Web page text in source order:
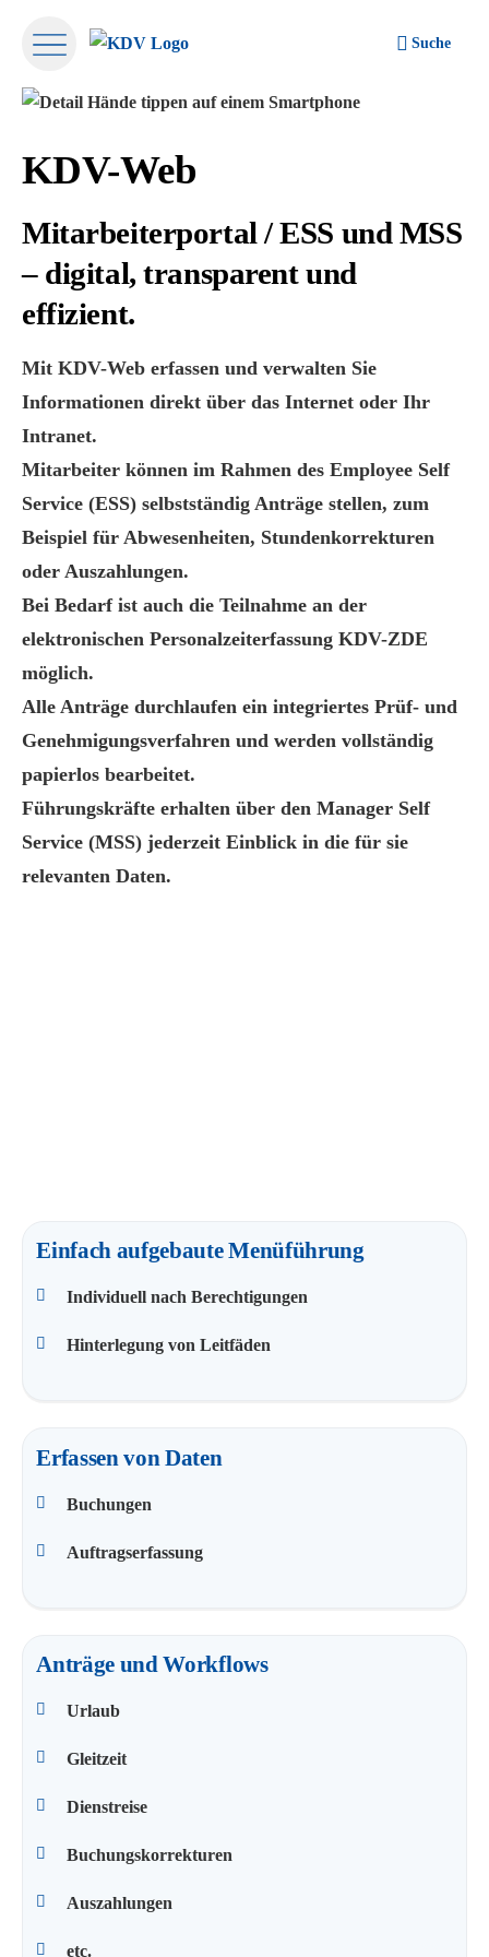
Suche
KDV-Web
Mitarbeiterportal / ESS und MSS
– digital, transparent und
effizient.
Mit KDV-Web erfassen und verwalten Sie
Informationen direkt über das Internet oder Ihr
Intranet.
Mitarbeiter können im Rahmen des Employee Self
Service (ESS) selbstständig Anträge stellen, zum
Beispiel für Abwesenheiten, Stundenkorrekturen
oder Auszahlungen.
Bei Bedarf ist auch die Teilnahme an der
elektronischen Personalzeiterfassung KDV-ZDE
möglich.
Alle Anträge durchlaufen ein integriertes Prüf- und
Genehmigungsverfahren und werden vollständig
papierlos bearbeitet.
Führungskräfte erhalten über den Manager Self
Service (MSS) jederzeit Einblick in die für sie
relevanten Daten.
Einfach aufgebaute Menüführung
Individuell nach Berechtigungen
Hinterlegung von Leitfäden
Erfassen von Daten
Buchungen
Auftragserfassung
Anträge und Workflows
Urlaub
Gleitzeit
Dienstreise
Buchungskorrekturen
Auszahlungen
etc.